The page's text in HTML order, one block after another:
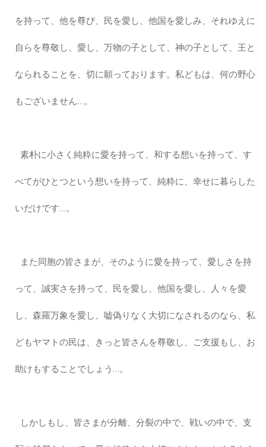
を持って、他を尊び、民を愛し、他国を愛しみ、それゆえに
自らを尊敬し、愛し、万物の子として、神の子として、王と
なられることを、切に願っております。私どもは、何の野心
もございません…。
素朴に小さく純粋に愛を持って、和する想いを持って、す
べてがひとつという想いを持って、純粋に、幸せに暮らした
いだけです…。
また同胞の皆さまが、そのように愛を持って、愛しさを持
って、誠実さを持って、民を愛し、他国を愛し、人々を愛
し、森羅万象を愛し、嘘偽りなく大切になされるのなら、私
どもヤマトの民は、きっと皆さんを尊敬し、ご支援もし、お
助けもすることでしょう…。
しかしもし、皆さまが分離、分裂の中で、戦いの中で、支